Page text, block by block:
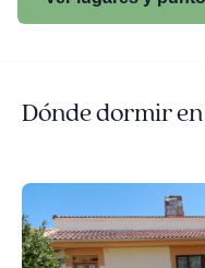
Dónde dormir